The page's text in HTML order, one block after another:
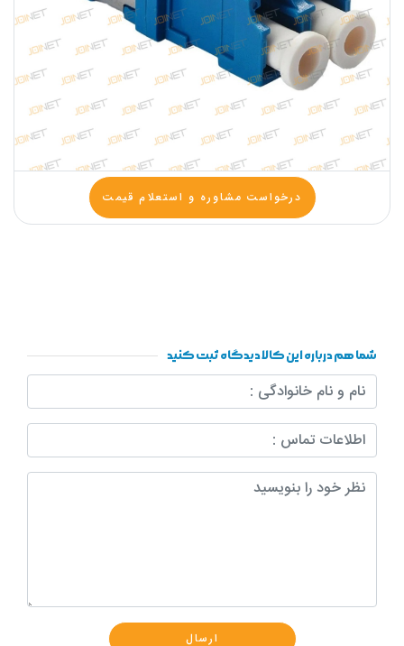
درخواست مشاوره و استعلام قیمت
شما هم درباره این کالا دیدگاه ثبت کنید
ارسال